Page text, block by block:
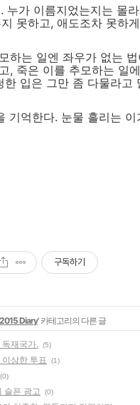
누가 이름지었는지는 몰
못하고, 애도조차 못하
하는 일엔 좌우가 없는
, 죽은 이를 추모하는 일
한 입은 그만 좀 다물라고
기억한다. 눈물 흘리는
구독하기
2015 Diary' 카테고리의 다른 글
재국가. (5)
상한 투표 (1)
(0)
슬픈 광고 (0)